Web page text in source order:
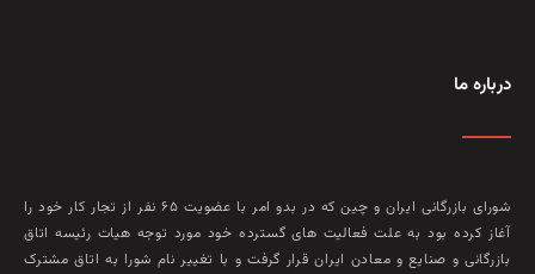
درباره ما
شورای بازرگانی ایران و چین که در بدو امر با عضويت ۶۵ نفر از تجار کار خود را
آغاز کرده بود به علت فعاليت‌ های گسترده خود مورد توجه هيات رئيسه اتاق
بازرگانی و صنايع و معادن ايران قرار گرفت و با تغيير نام شورا به اتاق مشترک